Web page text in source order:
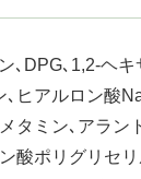
､DPG､1,2-ヘ
､ヒアルロン酸
タミン､アラン
酸ポリグリセ